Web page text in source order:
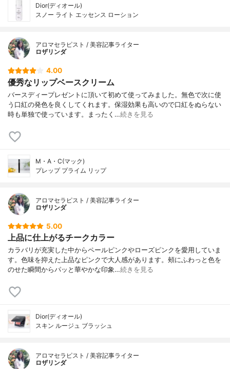
Dior(ディオール)
スノー ライト エッセンス ローション
アロマセラピスト / 美容記事ライター
ロザリンダ
4.00
優秀なリップベースクリーム
バースディープレゼントに頂いて初めて使ってみました。無色で次に使
う口紅の発色を良くしてくれます。保湿効果も高いので口紅をぬらない
時も単独で使っています。まったく…続きを見る
M・A・C(マック)
プレップ プライム リップ
アロマセラピスト / 美容記事ライター
ロザリンダ
5.00
上品に仕上がるチークカラー
カラバリが充実した中からペールピンクやローズピンクを愛用していま
す。色味を抑えた上品なピンクで大人感があります。頰にふわっと色を
のせた瞬間からパッと華やかな印象…続きを見る
Dior(ディオール)
スキン ルージュ ブラッシュ
アロマセラピスト / 美容記事ライター
ロザリンダ